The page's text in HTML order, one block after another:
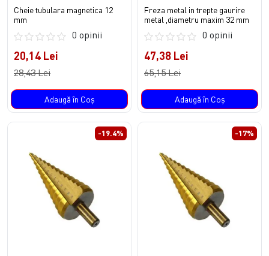
Cheie tubulara magnetica 12
mm
0 opinii
20,14 Lei
28,43 Lei
Adaugă în Coş
Freza metal in trepte gaurire
metal ,diametru maxim 32 mm
0 opinii
47,38 Lei
65,15 Lei
Adaugă în Coş
-19.4% -17%